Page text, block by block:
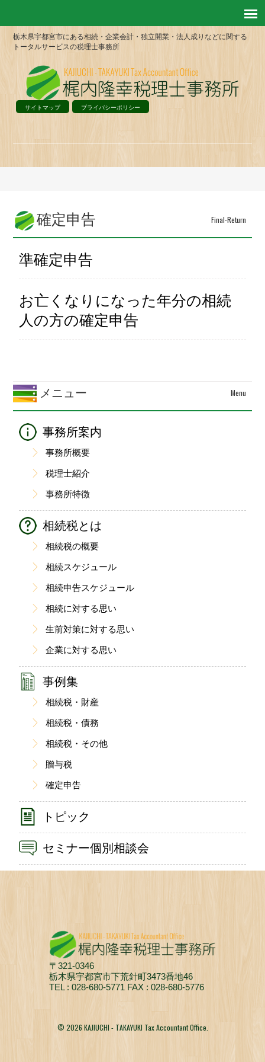
栃木県宇都宮市にある相続・企業会計・独立開業・法人成りなどに関する
トータルサービスの税理士事務所
サイトマップ プライバシーポリシー
確定申告 Final-Return
準確定申告
お亡くなりになった年分の相続
人の方の確定申告
メニュー Menu
事務所案内
事務所概要
税理士紹介
事務所特徴
相続税とは
相続税の概要
相続スケジュール
相続申告スケジュール
相続に対する思い
生前対策に対する思い
企業に対する思い
事例集
相続税・財産
相続税・債務
相続税・その他
贈与税
確定申告
トピック
セミナー個別相談会
〒321-0346
栃木県宇都宮市下荒針町3473番地46
TEL : 028-680-5771 FAX : 028-680-5776
© 2026 KAJIUCHI - TAKAYUKI Tax Accountant Office.